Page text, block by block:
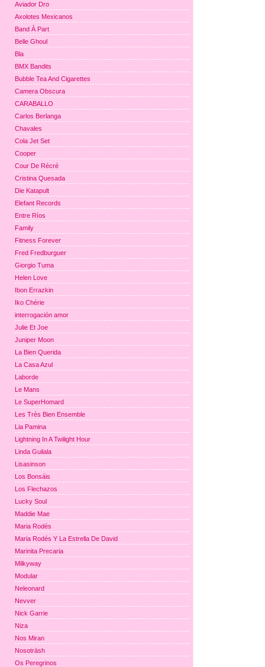
Aviador Dro
Axolotes Mexicanos
Band À Part
Belle Ghoul
Bla
BMX Bandits
Bubble Tea And Cigarettes
Camera Obscura
CARABALLO
Carlos Berlanga
Chavales
Cola Jet Set
Cooper
Cour De Récré
Cristina Quesada
Die Katapult
Elefant Records
Entre Ríos
Family
Fitness Forever
Fred Fredburguer
Giorgio Tuma
Helen Love
Ibon Errazkin
Iko Chérie
interrogación amor
Julie Et Joe
Juniper Moon
La Bien Querida
La Casa Azul
Laborde
Le Mans
Le SuperHomard
Les Très Bien Ensemble
Lia Pamina
Lightning In A Twilight Hour
Linda Guilala
Lisasinson
Los Bonsáis
Los Flechazos
Lucky Soul
Maddie Mae
Maria Rodés
Maria Rodés Y La Estrella De David
Marinita Precaria
Milkyway
Modular
Neleonard
Nevver
Nick Garrie
Niza
Nos Miran
Nosoträsh
Os Peregrinos